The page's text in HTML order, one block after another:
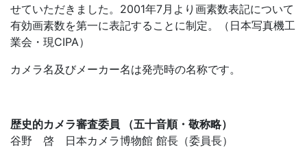
せていただきました。2001年7月より画素数表記について
有効画素数を第一に表記することに制定。（日本写真機工
業会・現CIPA）
カメラ名及びメーカー名は発売時の名称です。
歴史的カメラ審査委員 （五十音順・敬称略）
谷野 啓 日本カメラ博物館 館長（委員長）